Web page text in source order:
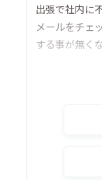
出張で社内に
メールをチェ
する事が無く